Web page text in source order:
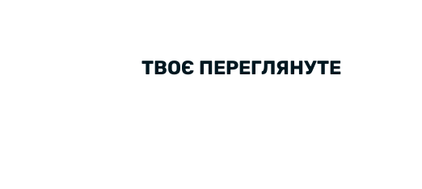
ТВОЄ ПЕРЕГЛЯНУТЕ